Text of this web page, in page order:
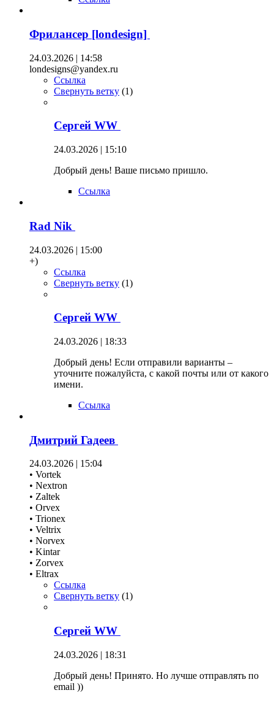
Фрилансер [londesign]
24.03.2026 | 14:58
londesigns@yandex.ru
Ссылка
Свернуть ветку (1)
Сергей WW
24.03.2026 | 15:10
Добрый день! Ваше письмо пришло.
Ссылка
Rad Nik
24.03.2026 | 15:00
+)
Ссылка
Свернуть ветку (1)
Сергей WW
24.03.2026 | 18:33
Добрый день! Если отправили варианты –
уточните пожалуйста, с какой почты или от какого
имени.
Ссылка
Дмитрий Гадеев
24.03.2026 | 15:04
• Vortek
• Nextron
• Zaltek
• Orvex
• Trionex
• Veltrix
• Norvex
• Kintar
• Zorvex
• Eltrax
Ссылка
Свернуть ветку (1)
Сергей WW
24.03.2026 | 18:31
Добрый день! Принято. Но лучше отправлять по
email ))